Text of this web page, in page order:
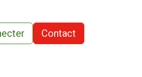
Contact